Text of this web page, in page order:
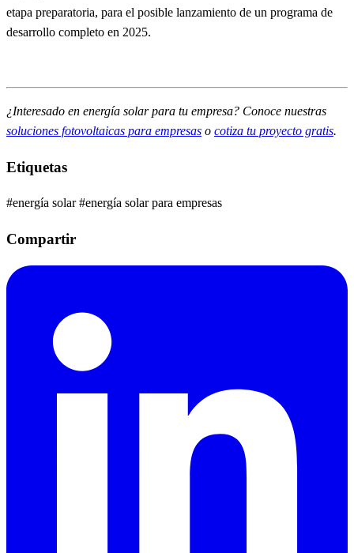
etapa preparatoria, para el posible lanzamiento de un programa de
desarrollo completo en 2025.
¿Interesado en energía solar para tu empresa? Conoce nuestras
soluciones fotovoltaicas para empresas o cotiza tu proyecto gratis.
Etiquetas
#energía solar#energía solar para empresas
Compartir